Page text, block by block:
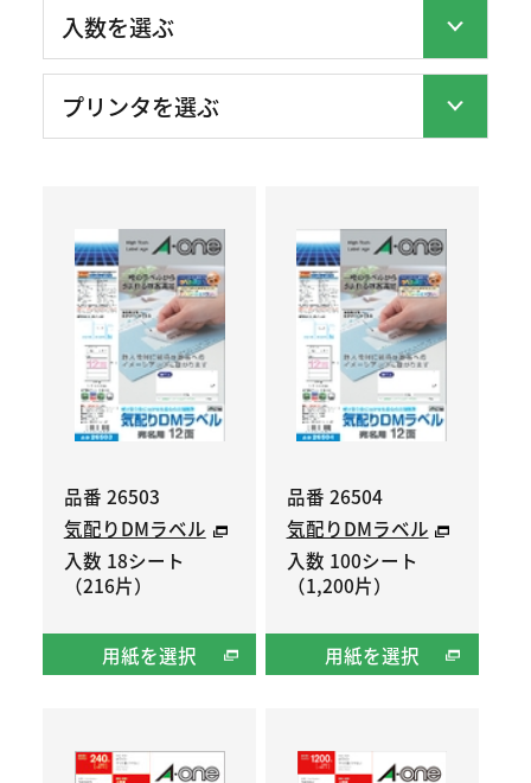
品番 26503
気配りDMラベル
入数 18シート
（216片）
用紙を選択
品番 26504
気配りDMラベル
入数 100シート
（1,200片）
用紙を選択